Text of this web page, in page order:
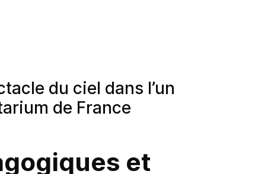
du ciel dans l’un
de France
et